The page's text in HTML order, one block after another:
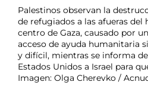
Palestinos observan la
de refugiados a las afueras del
centro de Gaza, causado por
acceso de ayuda humanitaria
y difícil, mientras se informa
Estados Unidos a Israel para
Imagen: Olga Cherevko /